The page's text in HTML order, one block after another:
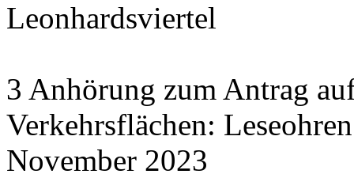
Leonhardsviertel
3 Anhörung zum Antrag
Verkehrsflächen:
November 2023